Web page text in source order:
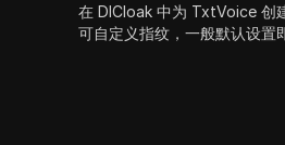
在 DICloak 中为 TxtVoice 创
可自定义指纹，一般默认设置